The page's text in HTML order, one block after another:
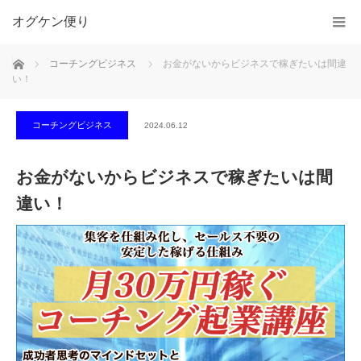
オグケン便り
ホーム コーチングビジネス
お金がないからビジネスで稼ぎたいは間違
い！
コーチングビジネス 2024.06.12
お金がないからビジネスで稼ぎたいは間
違い！